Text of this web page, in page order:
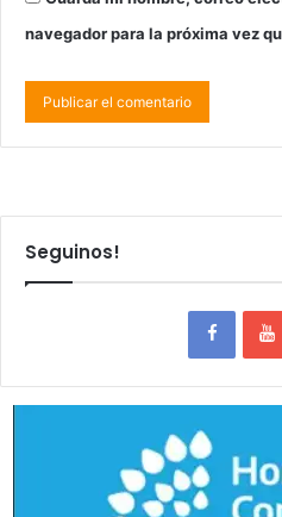
navegador para la próxima vez
Seguinos!